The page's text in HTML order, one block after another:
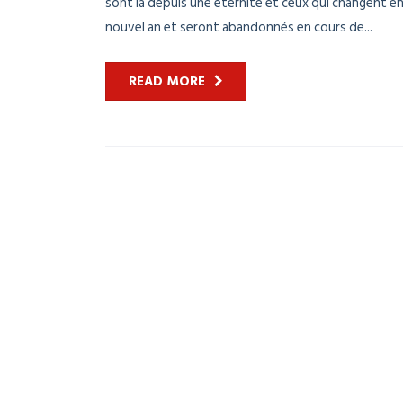
nouvel an et seront abandonnés en cours de...
READ MORE